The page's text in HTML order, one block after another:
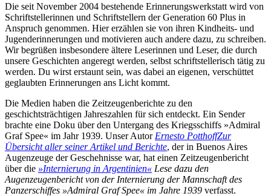
Die seit November 2004 bestehende Erinnerungswerkstatt wird von
Schriftstellerinnen und Schriftstellern der Generation 60 Plus in
Anspruch genommen. Hier erzählen sie von ihren Kindheits- und
Jugenderinnerungen und motivieren auch andere dazu, zu schreiben.
Wir begrüßen insbesondere ältere Leserinnen und Leser, die durch
unsere Geschichten angeregt werden, selbst schriftstellerisch tätig zu
werden. Du wirst erstaunt sein, was dabei an eigenen, verschüttet
geglaubten Erinnerungen ans Licht kommt.
Die Medien haben die Zeitzeugenberichte zu den
geschichtsträchtigen Jahreszahlen für sich entdeckt. Ein Sender
brachte eine Doku über den Untergang des Kriegsschiffs »Admiral
Graf Spee« im Jahr 1939. Unser Autor Ernesto PotthoffZur
Übersicht aller seiner Artikel und Berichte, der in Buenos Aires
Augenzeuge der Geschehnisse war, hat einen Zeitzeugenbericht
über die »Internierung in Argentinien« Lese dazu den
Augenzeugenbericht von der Internierung der Mannschaft des
Panzerschiffes »Admiral Graf Spee« im Jahre 1939 verfasst.